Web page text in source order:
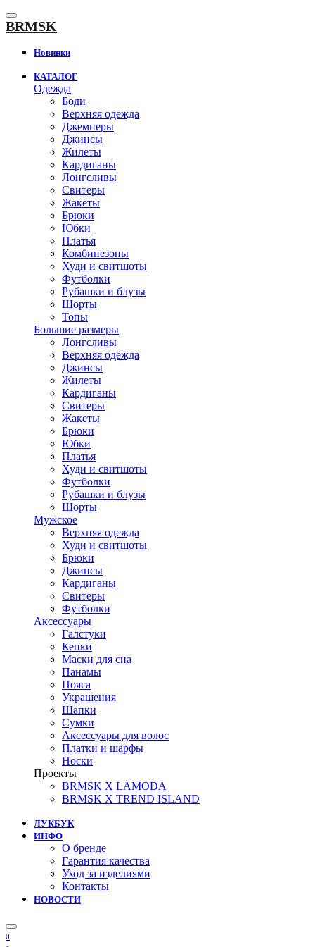
К
содержанию
BRMSK
Новинки
КАТАЛОГ
Одежда
Боди
Верхняя одежда
Джемперы
Джинсы
Жилеты
Кардиганы
Лонгсливы
Свитеры
Жакеты
Брюки
Юбки
Платья
Комбинезоны
Худи и свитшоты
Футболки
Рубашки и блузы
Шорты
Топы
Большие размеры
Лонгсливы
Верхняя одежда
Джинсы
Жилеты
Кардиганы
Свитеры
Жакеты
Брюки
Юбки
Платья
Худи и свитшоты
Футболки
Рубашки и блузы
Шорты
Мужское
Верхняя одежда
Худи и свитшоты
Брюки
Джинсы
Кардиганы
Свитеры
Футболки
Аксессуары
Галстуки
Кепки
Маски для сна
Панамы
Пояса
Украшения
Шапки
Сумки
Аксессуары для волос
Платки и шарфы
Носки
Проекты
BRMSK X LAMODA
BRMSK X TREND ISLAND
ЛУКБУК
ИНФО
О бренде
Гарантия качества
Уход за изделиями
Контакты
НОВОСТИ
0